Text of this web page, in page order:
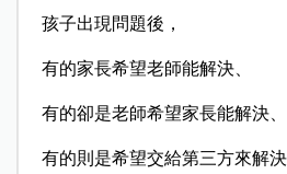
孩子出現問題後，
有的家長希望老師能解決、
有的卻是老師希望家長能解決、
有的則是希望交給第三方來解